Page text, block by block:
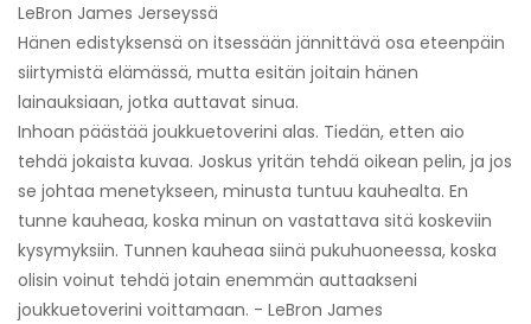
LeBron James Jerseyssä
Hänen edistyksensä on itsessään jännittävä osa eteenpäin
siirtymistä elämässä, mutta esitän joitain hänen
lainauksiaan, jotka auttavat sinua.
Inhoan päästää joukkuetoverini alas. Tiedän, etten aio
tehdä jokaista kuvaa. Joskus yritän tehdä oikean pelin, ja jos
se johtaa menetykseen, minusta tuntuu kauhealta. En
tunne kauheaa, koska minun on vastattava sitä koskeviin
kysymyksiin. Tunnen kauheaa siinä pukuhuoneessa, koska
olisin voinut tehdä jotain enemmän auttaakseni
joukkuetoverini voittamaan. - LeBron James